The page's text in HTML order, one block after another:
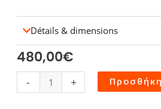
Détails & dimensions
480,00€
-
d'Echecs
+